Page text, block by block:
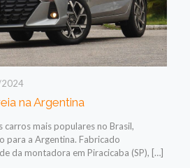
na Argentina
carros mais populares no Brasil,
para a Argentina. Fabricado
da montadora em Piracicaba (SP), […]